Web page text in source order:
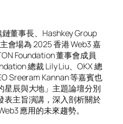
董事長、Hashkey Group
會場為 2025 香港 Web3 嘉
Foundation 董事會成員
總裁 Lily Liu、OKX 總
Sreeram Kannan 等嘉賓也
星辰與大地」主題論壇分別
表主旨演講，深入剖析關於
應用的未來趨勢。